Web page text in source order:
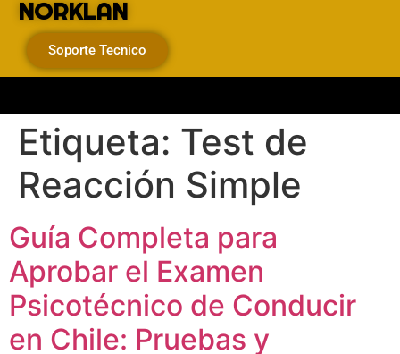
NORKLAN
Soporte Tecnico
Etiqueta: Test de
Reacción Simple
Guía Completa para
Aprobar el Examen
Psicotécnico de Conducir
en Chile: Pruebas y